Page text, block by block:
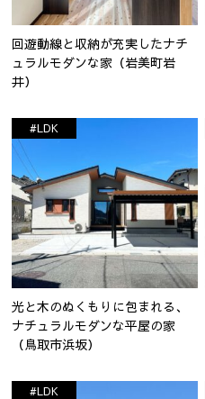
回遊動線と収納が充実したナチ
ュラルモダンな家（岩美町岩
井）
光と木のぬくもりに包まれる、
ナチュラルモダンな平屋の家
（鳥取市浜坂）
#LDK
#LDK